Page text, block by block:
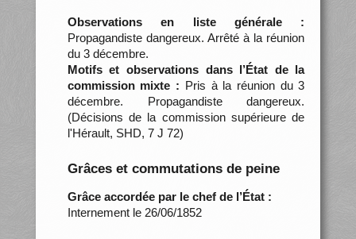
Observations en liste générale :
Propagandiste dangereux. Arrêté à la réunion
du 3 décembre.
Motifs et observations dans l’État de la
commission mixte : Pris à la réunion du 3
décembre. Propagandiste dangereux.
(Décisions de la commission supérieure de
l'Hérault, SHD, 7 J 72)
Grâces et commutations de peine
Grâce accordée par le chef de l’État :
Internement le 26/06/1852